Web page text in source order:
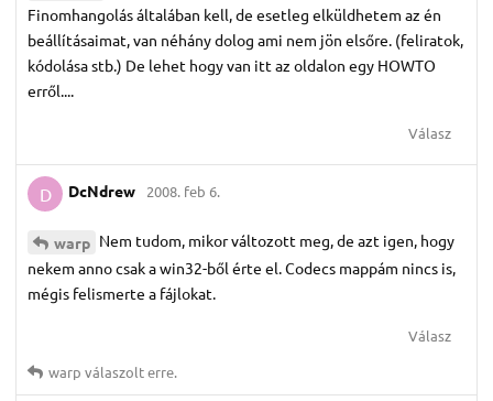
Finomhangolás általában kell, de esetleg elküldhetem az én
beállításaimat, van néhány dolog ami nem jön elsőre. (feliratok,
kódolása stb.) De lehet hogy van itt az oldalon egy HOWTO
erről....
Válasz
D DcNdrew 2008. feb 6.
warp Nem tudom, mikor változott meg, de azt igen, hogy
nekem anno csak a win32-ből érte el. Codecs mappám nincs is,
mégis felismerte a fájlokat.
Válasz
warp válaszolt erre.